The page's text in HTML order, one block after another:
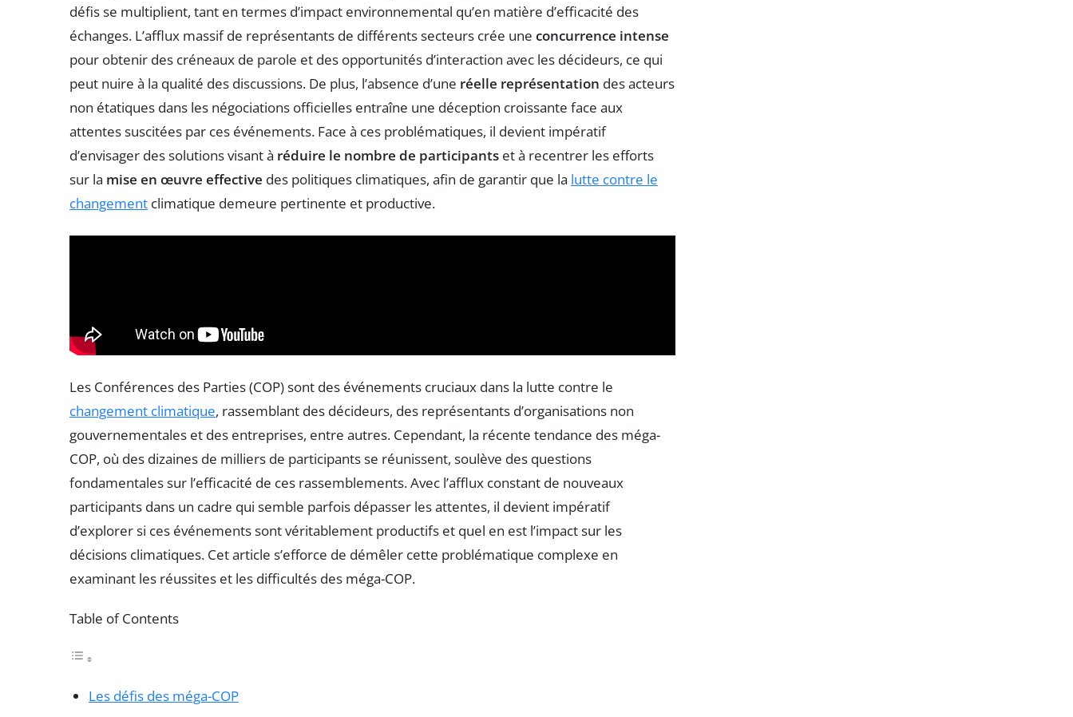
défis se multiplient, tant en termes d’impact environnemental qu’en matière d’efficacité des
échanges. L’afflux massif de représentants de différents secteurs crée une concurrence intense
pour obtenir des créneaux de parole et des opportunités d’interaction avec les décideurs, ce qui
peut nuire à la qualité des discussions. De plus, l’absence d’une réelle représentation des acteurs
non étatiques dans les négociations officielles entraîne une déception croissante face aux
attentes suscitées par ces événements. Face à ces problématiques, il devient impératif
d’envisager des solutions visant à réduire le nombre de participants et à recentrer les efforts
sur la mise en œuvre effective des politiques climatiques, afin de garantir que la lutte contre le
changement climatique demeure pertinente et productive.
Les Conférences des Parties (COP) sont des événements cruciaux dans la lutte contre le
changement climatique, rassemblant des décideurs, des représentants d’organisations non
gouvernementales et des entreprises, entre autres. Cependant, la récente tendance des méga-
COP, où des dizaines de milliers de participants se réunissent, soulève des questions
fondamentales sur l’efficacité de ces rassemblements. Avec l’afflux constant de nouveaux
participants dans un cadre qui semble parfois dépasser les attentes, il devient impératif
d’explorer si ces événements sont véritablement productifs et quel en est l’impact sur les
décisions climatiques. Cet article s’efforce de démêler cette problématique complexe en
examinant les réussites et les difficultés des méga-COP.
Table of Contents
Les défis des méga-COP